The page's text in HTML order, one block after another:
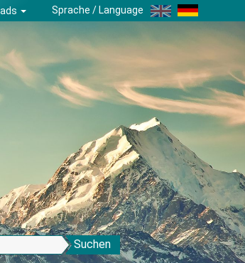
Sprache / Language
Suchen